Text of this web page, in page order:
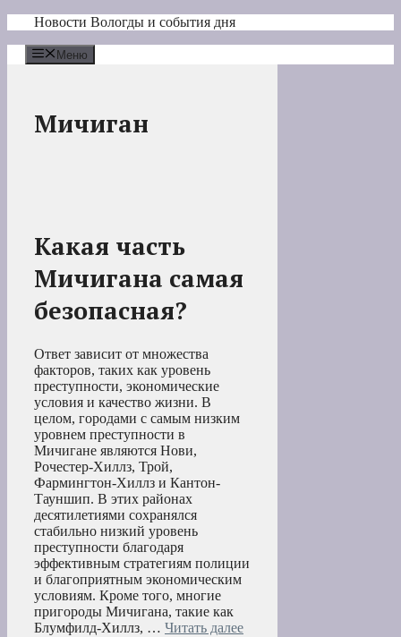
Перейти
содержимому
Новости Вологды и события дня
Меню
Мичиган
Какая часть
Мичигана самая
безопасная?
Ответ зависит от множества
факторов, таких как уровень
преступности, экономические
условия и качество жизни. В
целом, городами с самым низким
уровнем преступности в
Мичигане являются Нови,
Рочестер-Хиллз, Трой,
Фармингтон-Хиллз и Кантон-
Тауншип. В этих районах
десятилетиями сохранялся
стабильно низкий уровень
преступности благодаря
эффективным стратегиям полиции
и благоприятным экономическим
условиям. Кроме того, многие
пригороды Мичигана, такие как
Блумфилд-Хиллз, … Читать далее